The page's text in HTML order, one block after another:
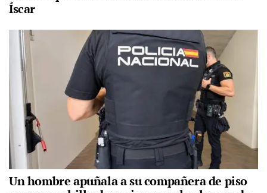
Íscar
Un hombre apuñala a su compañera de piso